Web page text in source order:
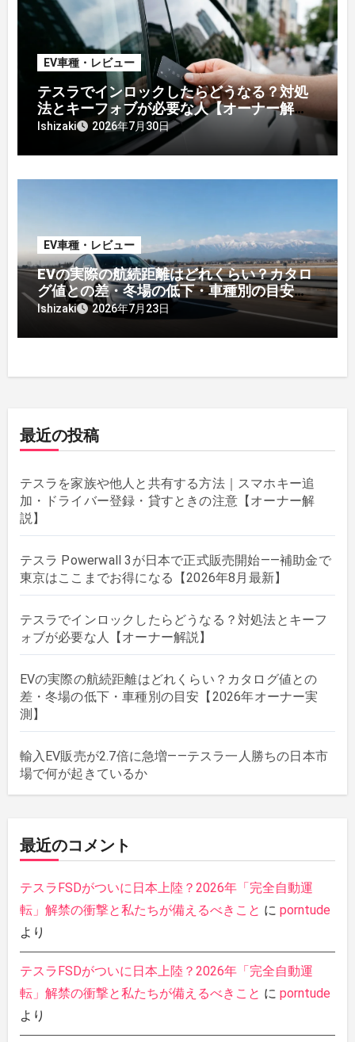
EV車種・レビュー
テスラでインロックしたらどうなる？対処
法とキーフォブが必要な人【オーナー解
説】
Ishizaki 2026年7月30日
EV車種・レビュー
EVの実際の航続距離はどれくらい？カタロ
グ値との差・冬場の低下・車種別の目安
【2026年オーナー実測】
Ishizaki 2026年7月23日
最近の投稿
テスラを家族や他人と共有する方法｜スマホキー追
加・ドライバー登録・貸すときの注意【オーナー解
説】
テスラ Powerwall 3が日本で正式販売開始——補助金で
東京はここまでお得になる【2026年8月最新】
テスラでインロックしたらどうなる？対処法とキーフ
ォブが必要な人【オーナー解説】
EVの実際の航続距離はどれくらい？カタログ値との
差・冬場の低下・車種別の目安【2026年オーナー実
測】
輸入EV販売が2.7倍に急増——テスラ一人勝ちの日本市
場で何が起きているか
最近のコメント
テスラFSDがついに日本上陸？2026年「完全自動運
転」解禁の衝撃と私たちが備えるべきこと に porntude
より
テスラFSDがついに日本上陸？2026年「完全自動運
転」解禁の衝撃と私たちが備えるべきこと に porntude
より